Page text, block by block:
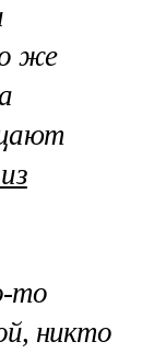
же
то
никто